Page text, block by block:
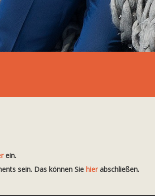
ein.
sein. Das können Sie hierabschließen.